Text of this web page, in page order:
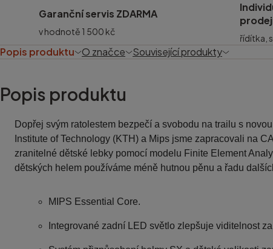
Garanční servis ZDARMA
v hodnotě 1 500 kč
řídítka,
Popis produktu O značce Související produkty
Popis produktu
Dopřej svým ratolestem bezpečí a svobodu na trailu s
Institute of Technology (KTH) a Mips jsme zapracovali na
zranitelné dětské lebky pomocí modelu Finite Element
dětských helem používáme méně hutnou pěnu a řadu
MIPS Essential Core.
Integrované zadní LED světlo zlepšuje viditelnost